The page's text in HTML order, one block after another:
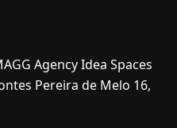
Agency Idea Spaces
Pereira de Melo 16,